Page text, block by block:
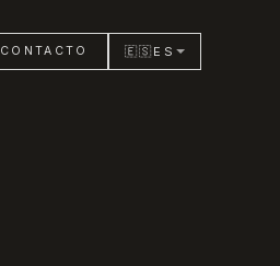
CONTACTO 🇪🇸 ES